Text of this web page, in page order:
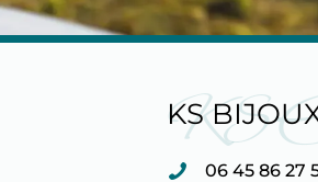
KS
KS
06 45 86 27